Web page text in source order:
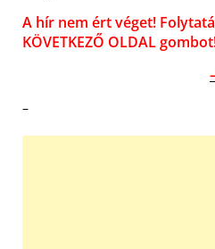
A hír nem ért véget!
KÖVETKEZŐ OLDAL
–